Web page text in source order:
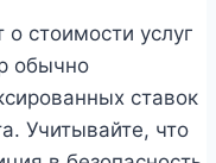
стоимости услуг
обычно
ставок
Учитывайте, что